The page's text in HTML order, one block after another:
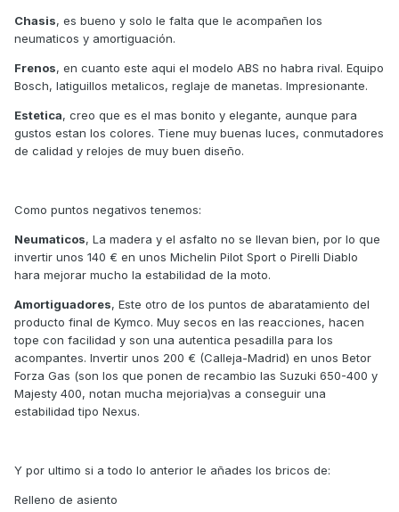
Chasis, es bueno y solo le falta que le acompañen los
neumaticos y amortiguación.
Frenos, en cuanto este aqui el modelo ABS no habra rival. Equipo
Bosch, latiguillos metalicos, reglaje de manetas. Impresionante.
Estetica, creo que es el mas bonito y elegante, aunque para
gustos estan los colores. Tiene muy buenas luces, conmutadores
de calidad y relojes de muy buen diseño.
Como puntos negativos tenemos:
Neumaticos, La madera y el asfalto no se llevan bien, por lo que
invertir unos 140 € en unos Michelin Pilot Sport o Pirelli Diablo
hara mejorar mucho la estabilidad de la moto.
Amortiguadores, Este otro de los puntos de abaratamiento del
producto final de Kymco. Muy secos en las reacciones, hacen
tope con facilidad y son una autentica pesadilla para los
acompantes. Invertir unos 200 € (Calleja-Madrid) en unos Betor
Forza Gas (son los que ponen de recambio las Suzuki 650-400 y
Majesty 400, notan mucha mejoria)vas a conseguir una
estabilidad tipo Nexus.
Y por ultimo si a todo lo anterior le añades los bricos de:
Relleno de asiento